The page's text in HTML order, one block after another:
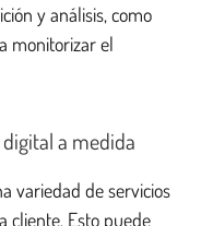
y análisis, como
monitorizar el
a medida
variedad de servicios
cliente. Esto puede